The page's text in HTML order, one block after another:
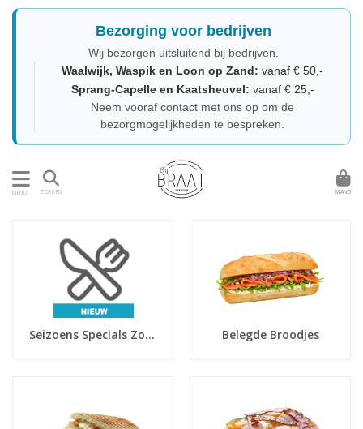
Bezorging voor bedrijven
Wij bezorgen uitsluitend bij bedrijven.
Waalwijk, Waspik en Loon op Zand: vanaf € 50,-
Sprang-Capelle en Kaatsheuvel: vanaf € 25,-
Neem vooraf contact met ons op om de
bezorgmogelijkheden te bespreken.
MENU ZOEKEN MAND
Seizoens Specials Zomer Belegde Broodjes